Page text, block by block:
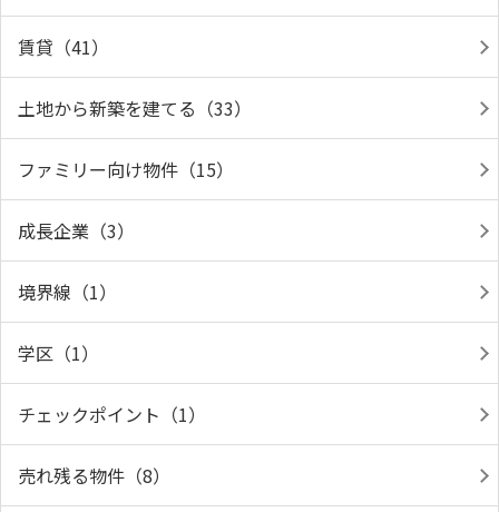
賃貸（41）
土地から新築を建てる（33）
ファミリー向け物件（15）
成長企業（3）
境界線（1）
学区（1）
チェックポイント（1）
売れ残る物件（8）